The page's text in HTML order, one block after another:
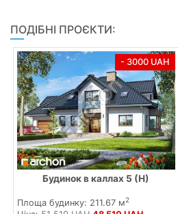
ПОДІБНІ ПРОЄКТИ:
- 3000 UAH
Будинок в каллах 5 (Н)
Площа будинку: 211.67 м2